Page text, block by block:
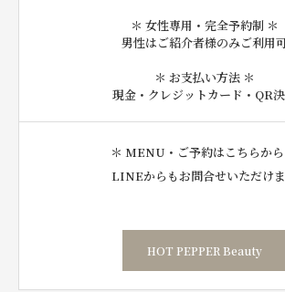
＊ 女性専用・完全予約制 ＊
男性はご紹介者様のみご利用
＊ お支払い方法 ＊
現金・クレジットカード・QR
＊ MENU・ご予約はこちらから
LINEからもお問合せいただけ
HOT PEPPER Beauty